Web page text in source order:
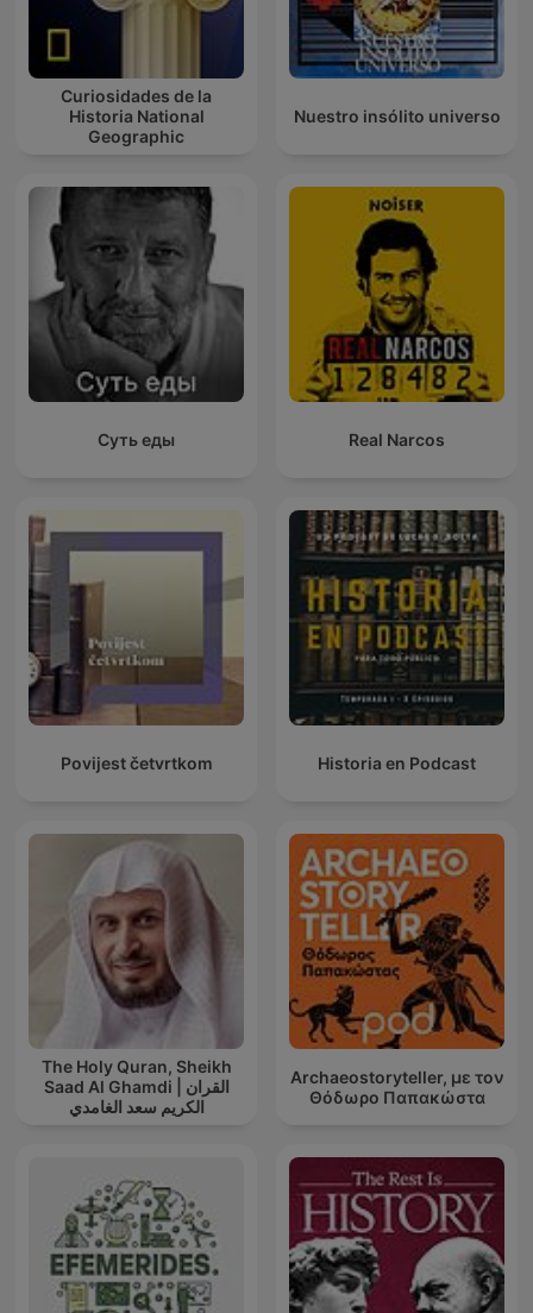
Curiosidades de la
Historia National
Geographic
Nuestro insólito universo
Суть еды Real Narcos
Povijest četvrtkom Historia en Podcast
The Holy Quran, Sheikh
Saad Al Ghamdi | القران
الكريم سعد الغامدي
Archaeostoryteller, με τον
Θόδωρο Παπακώστα